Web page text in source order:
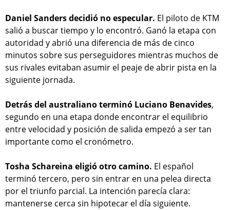
Daniel Sanders decidió no especular. El piloto de KTM
salió a buscar tiempo y lo encontró. Ganó la etapa con
autoridad y abrió una diferencia de más de cinco
minutos sobre sus perseguidores mientras muchos de
sus rivales evitaban asumir el peaje de abrir pista en la
siguiente jornada.
Detrás del australiano terminó Luciano Benavides,
segundo en una etapa donde encontrar el equilibrio
entre velocidad y posición de salida empezó a ser tan
importante como el cronómetro.
Tosha Schareina eligió otro camino. El español
terminó tercero, pero sin entrar en una pelea directa
por el triunfo parcial. La intención parecía clara:
mantenerse cerca sin hipotecar el día siguiente.